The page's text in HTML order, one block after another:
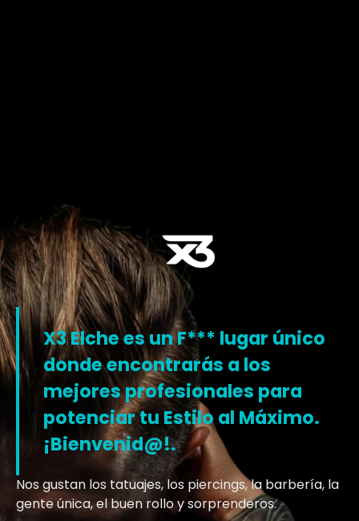
X3 Elche es un F*** lugar único
donde encontrarás a los
mejores profesionales para
potenciar tu Estilo al Máximo.
¡Bienvenid@!.
Nos gustan los tatuajes, los piercings, la barbería, la
gente única, el buen rollo y sorprenderos.